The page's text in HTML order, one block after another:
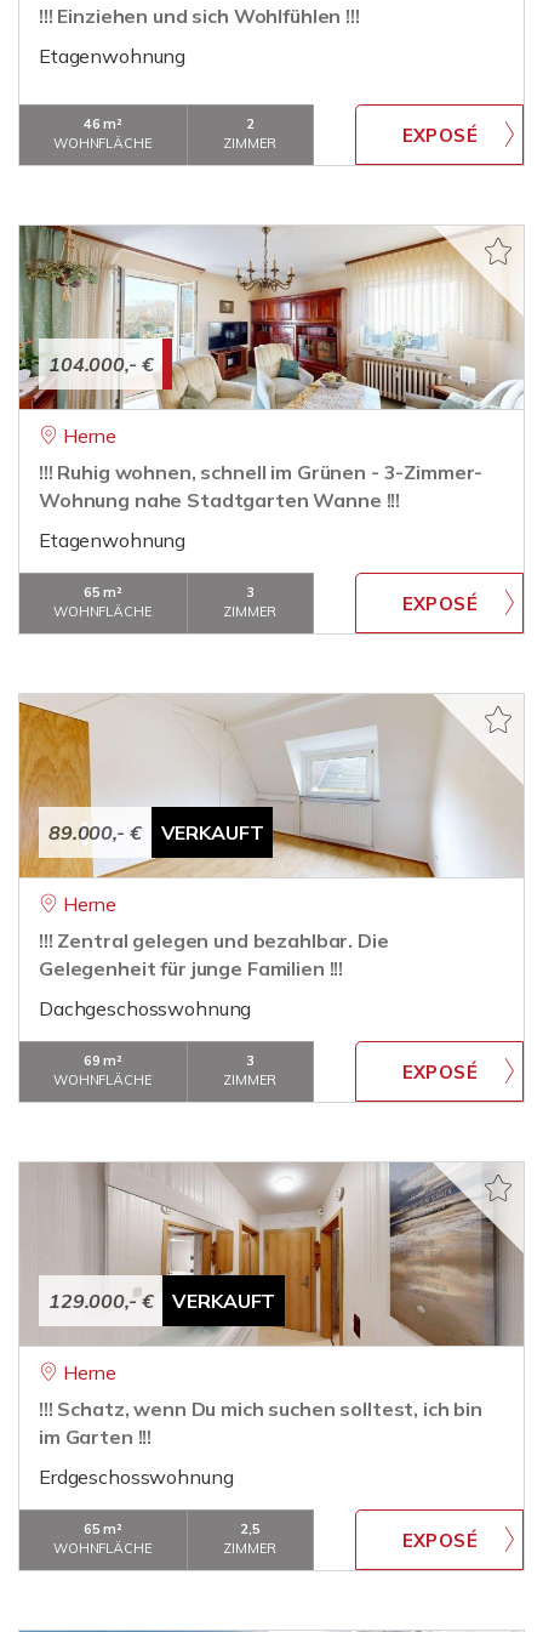
!!! Einziehen und sich Wohlfühlen !!!
Etagenwohnung
46 m²
WOHNFLÄCHE
2
ZIMMER
104.000,- €
Herne
!!! Ruhig wohnen, schnell im Grünen - 3-Zimmer-
Wohnung nahe Stadtgarten Wanne !!!
Etagenwohnung
65 m²
WOHNFLÄCHE
3
ZIMMER
89.000,- € VERKAUFT
Herne
!!! Zentral gelegen und bezahlbar. Die
Gelegenheit für junge Familien !!!
Dachgeschosswohnung
69 m²
WOHNFLÄCHE
3
ZIMMER
129.000,- € VERKAUFT
Herne
!!! Schatz, wenn Du mich suchen solltest, ich bin
im Garten !!!
Erdgeschosswohnung
65 m²
WOHNFLÄCHE
2,5
ZIMMER